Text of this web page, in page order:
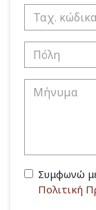
Συμφωνώ
Πολιτική